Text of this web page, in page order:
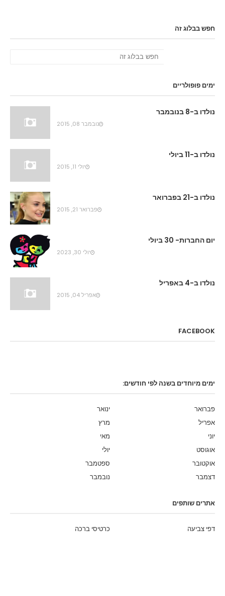
חפש בבלוג זה
ימים פופולריים
נולדו ב-8 בנובמבר
נובמבר 08, 2015
נולדו ב-11 ביולי
יולי 11, 2015
נולדו ב-21 בפברואר
פברואר 21, 2015
יום החברות- 30 ביולי
יולי 30, 2023
נולדו ב-4 באפריל
אפריל 04, 2015
FACEBOOK
ימים מיוחדים בשנה לפי חודשים:
ינואר
פברואר
מרץ
אפריל
מאי
יוני
יולי
אוגוסט
ספטמבר
אוקטובר
נובמבר
דצמבר
אתרים שותפים
כרטיסי ברכה דפי צביעה